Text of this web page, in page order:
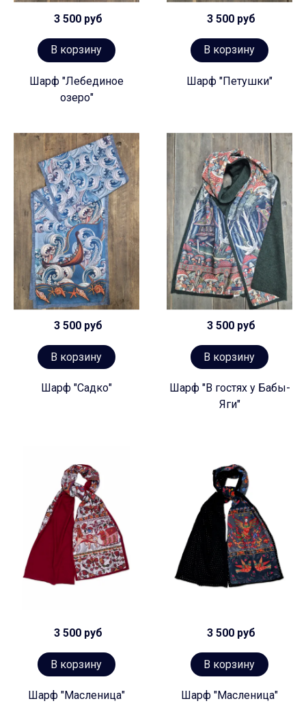
3 500 руб
В корзину
Шарф "Лебединое
озеро"
3 500 руб
В корзину
Шарф "Петушки"
3 500 руб
В корзину
Шарф "Садко"
3 500 руб
В корзину
Шарф "В гостях у Бабы-
Яги"
3 500 руб
В корзину
Шарф "Масленица"
3 500 руб
В корзину
Шарф "Масленица"